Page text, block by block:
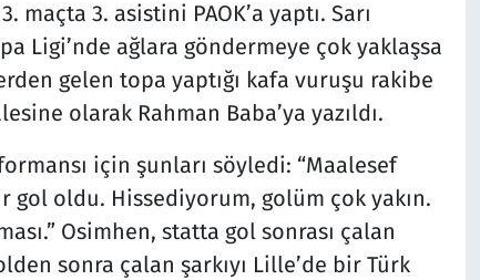
maçta 3. asistini PAOK’a yaptı. Sarı
Ligi’nde ağlara göndermeye çok yaklaşsa
gelen topa yaptığı kafa vuruşu rakibe
olarak Rahman Baba’ya yazıldı.
için şunları söyledi: “Maalesef
gol oldu. Hissediyorum, golüm çok yakın.
Osimhen, statta gol sonrası çalan
sonra çalan şarkıyı Lille’de bir Türk